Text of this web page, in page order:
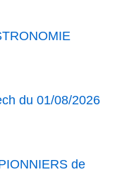
du 01/08/2026
de